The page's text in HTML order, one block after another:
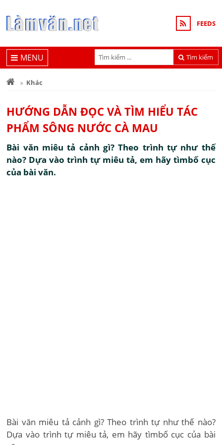
FEEDS
Tìm kiếm
MENU
Khác
HƯỚNG DẪN ĐỌC VÀ TÌM HIỂU TÁC
PHẨM SÔNG NƯỚC CÀ MAU
Bài văn miêu tả cảnh gì? Theo trình tự như thế
nào? Dựa vào trình tự miêu tả, em hãy tìmbố cục
của bài văn.
Bài văn miêu tả cảnh gì? Theo trình tự như thế nào?
Dựa vào trình tự miêu tả, em hãy tìmbố cục của bài